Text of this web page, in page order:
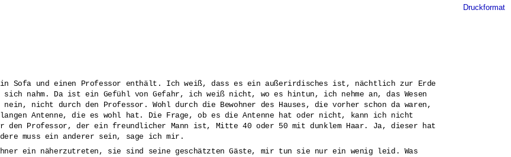
Druckformat
ein Sofa und einen Professor enthält. Ich weiß, dass es ein außerirdisches ist, nächtlich zur Erde
sich nahm. Da ist ein Gefühl von Gefahr, ich weiß nicht, wo es hintun, ich nehme an, das Wesen
nicht durch den Professor. Wohl durch die Bewohner des Hauses, die vorher schon da waren,
Antenne, die es wohl hat. Die Frage, ob es die Antenne hat oder nicht, kann ich nicht
den Professor, der ein freundlicher Mann ist, Mitte 40 oder 50 mit dunklem Haar. Ja, dieser hat
muss ein anderer sein, sage ich mir.
ein näherzutreten, sie sind seine geschätzten Gäste, mir tun sie nur ein wenig leid. Was